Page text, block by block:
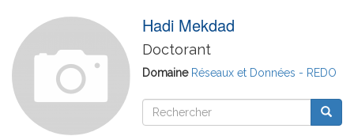
Hadi Mekdad
Doctorant
Domaine Réseaux et Données - REDO
Rechercher
Rechercher